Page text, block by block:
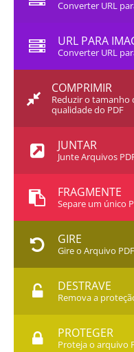
Converter URL
URL PARA
Converter URL
COMPRIMIR
Reduzir o
qualidade do PDF
JUNTAR
Junte Arquivos
FRAGMENTE
Separe um único
GIRE
Gire o Arquivo PDF
DESTRAVE
Remova a
PROTEGER
Proteja o arquivo